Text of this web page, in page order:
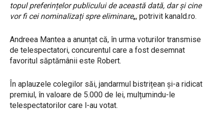
topul preferințelor publicului de această dată, dar și cine
vor fi cei nominalizați spre eliminare„, potrivit kanald.ro.
Andreea Mantea a anunțat că, în urma voturilor transmise
de telespectatori, concurentul care a fost desemnat
favoritul săptămânii este Robert.
În aplauzele colegilor săi, jandarmul bistrițean și-a ridicat
premiul, în valoare de 5.000 de lei, mulțumindu-le
telespectatorilor care l-au votat.